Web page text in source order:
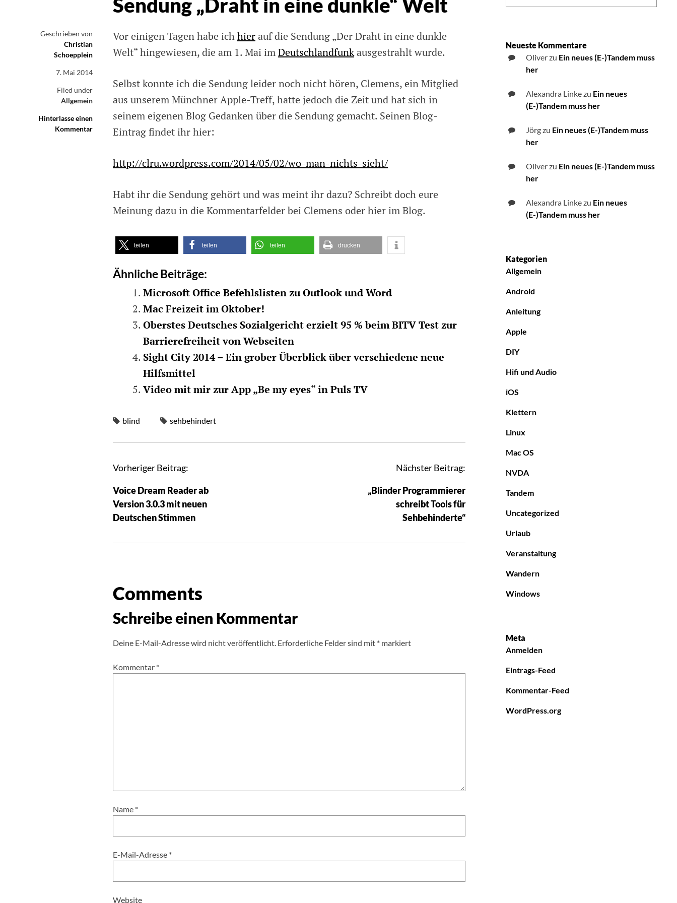
Sendung „Draht in eine dunkle“ Welt
Geschrieben von
Christian
Schoepplein
7. Mai 2014
Filed under
Allgemein
Hinterlasse einen
Kommentar
Deutschlandfunk-
Sendung
dunkle“
Vor einigen Tagen habe ichhierauf die Sendung „Der Draht in eine dunkle
Welt“ hingewiesen, die am 1. Mai imDeutschlandfunkausgestrahlt wurde.
Selbst konnte ich die Sendung leider noch nicht hören, Clemens, ein Mitglied
aus unserem Münchner Apple-Treff, hatte jedoch die Zeit und hat sich in
seinem eigenen Blog Gedanken über die Sendung gemacht. Seinen Blog-
Eintrag findet ihr hier:
http://clru.wordpress.com/2014/05/02/wo-man-nichts-sieht/
Habt ihr die Sendung gehört und was meint ihr dazu? Schreibt doch eure
Meinung dazu in die Kommentarfelder bei Clemens oder hier im Blog.
teilen teilen teilen drucken
Ähnliche Beiträge:
Microsoft Office Befehlslisten zu Outlook und Word
Mac Freizeit im Oktober!
Oberstes Deutsches Sozialgericht erzielt 95 % beim BITV Test zur
Barrierefreiheit von Webseiten
Sight City 2014 – Ein grober Überblick über verschiedene neue
Hilfsmittel
Video mit mir zur App „Be my eyes“ in Puls TV
blind sehbehindert
Vorheriger Beitrag:
Voice Dream Reader ab
Version 3.0.3 mit neuen
Deutschen Stimmen
Nächster Beitrag:
„Blinder Programmierer
schreibt Tools für
Sehbehinderte“
Comments
Schreibe einen Kommentar
Deine E-Mail-Adresse wird nicht veröffentlicht. Erforderliche Felder sind mit * markiert
Kommentar *
Name *
E-Mail-Adresse *
Website
Neueste Kommentare
Oliverzu Ein neues (E-)Tandem muss
her
Alexandra Linkezu Ein neues
(E-)Tandem muss her
Jörgzu Ein neues (E-)Tandem muss
her
Oliverzu Ein neues (E-)Tandem muss
her
Alexandra Linkezu Ein neues
(E-)Tandem muss her
Kategorien
Allgemein
Android
Anleitung
Apple
DIY
Hifi und Audio
iOS
Klettern
Linux
Mac OS
NVDA
Tandem
Uncategorized
Urlaub
Veranstaltung
Wandern
Windows
Meta
Anmelden
Eintrags-Feed
Kommentar-Feed
WordPress.org